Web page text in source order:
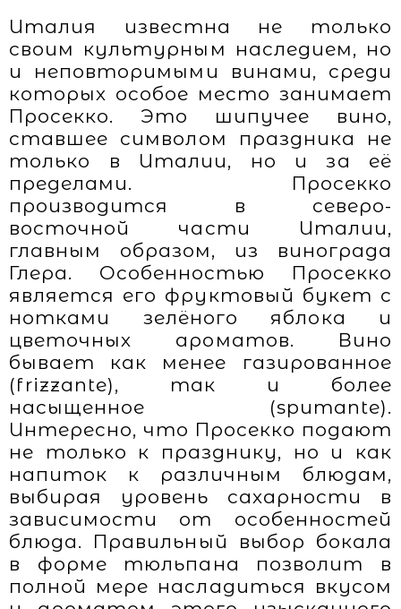
Италия известна не только
своим культурным наследием, но
и неповторимыми винами, среди
которых особое место занимает
Просекко. Это шипучее вино,
ставшее символом праздника не
только в Италии, но и за её
пределами. Просекко
производится в северо-
восточной части Италии,
главным образом, из винограда
Глера. Особенностью Просекко
является его фруктовый букет с
нотками зелёного яблока и
цветочных ароматов. Вино
бывает как менее газированное
(frizzante), так и более
насыщенное (spumante).
Интересно, что Просекко подают
не только к празднику, но и как
напиток к различным блюдам,
выбирая уровень сахарности в
зависимости от особенностей
блюда. Правильный выбор бокала
в форме тюльпана позволит в
полной мере насладиться вкусом